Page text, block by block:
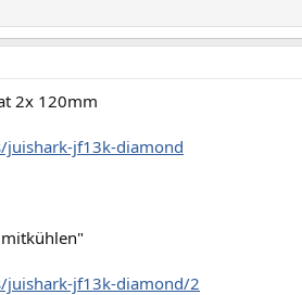
2x 120mm
jf13k-diamond
jf13k-diamond/2